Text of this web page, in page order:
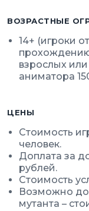
ВОЗРАСТНЫЕ
14+ (игроки
взрослых
аниматора
ЦЕНЫ
Стоимость
человек.
Доплата за
рублей.
Стоимость
Возможно
мутанта –